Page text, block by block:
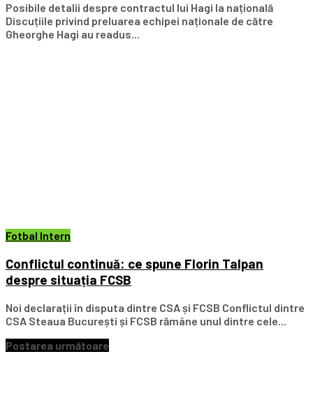
Posibile detalii despre contractul lui Hagi la națională
Discuțiile privind preluarea echipei naționale de către
Gheorghe Hagi au readus...
Fotbal Intern
Conflictul continuă: ce spune Florin Talpan
despre situația FCSB
Noi declarații în disputa dintre CSA și FCSB Conflictul dintre
CSA Steaua București și FCSB rămâne unul dintre cele...
Postarea următoare